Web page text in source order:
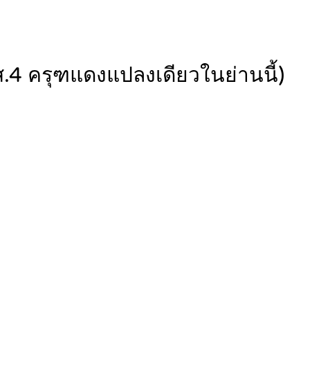
ครุฑแดงแปลงเดียวในย่านนี้)